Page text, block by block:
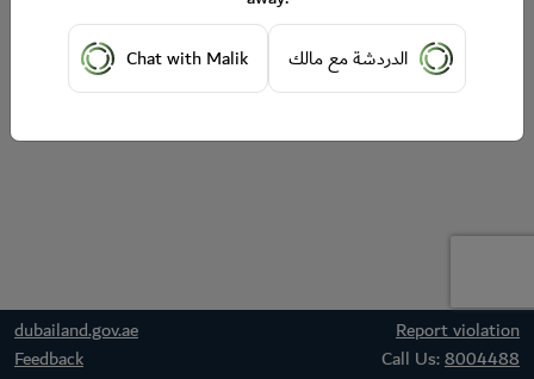
dubailand.gov.ae
Report violation
Feedback
Call Us:8004488
Chat with Malik
الدردشة مع مالك